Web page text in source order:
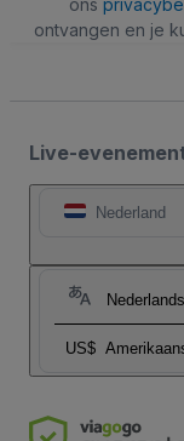
ons
ontvangen en je
Live-
Nederland
Nederlands
US$